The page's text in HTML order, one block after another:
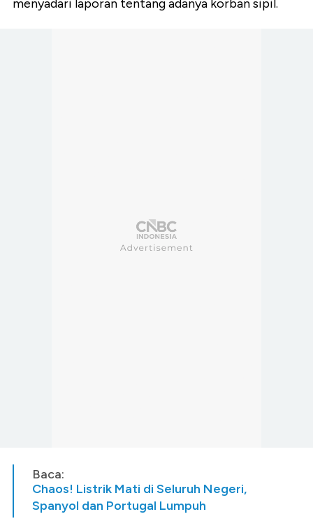
menyadari laporan tentang adanya korban sipil.
Baca:
Chaos! Listrik Mati di Seluruh Negeri,
Spanyol dan Portugal Lumpuh